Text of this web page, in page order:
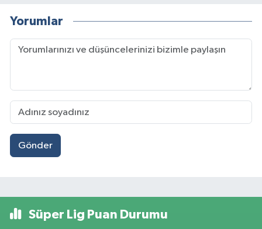
Yorumlar
Gönder
Süper Lig Puan Durumu